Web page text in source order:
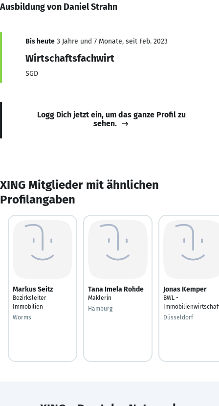
Ausbildung von Daniel Strahn
Bis heute 3 Jahre und 7 Monate, seit Feb. 2023
Wirtschaftsfachwirt
SGD
Logg Dich jetzt ein, um das ganze Profil zu
sehen.
XING Mitglieder mit ähnlichen
Profilangaben
Markus Seitz
Bezirksleiter
Immobilien
Worms
Tana Imela Rohde
Maklerin
Hamburg
Jonas Kemper
BWL -
Düsseldorf